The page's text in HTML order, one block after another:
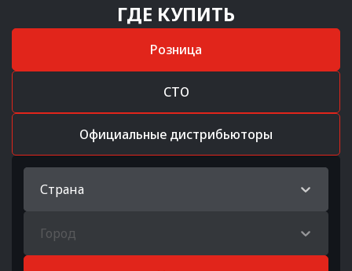
ГДЕ КУПИТЬ
Розница
СТО
Официальные дистрибьюторы
Страна
Город